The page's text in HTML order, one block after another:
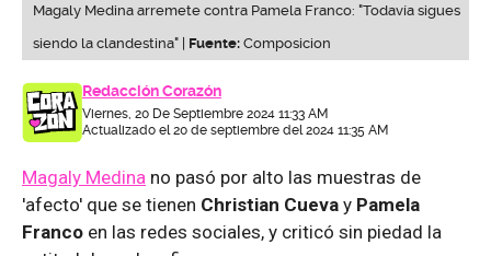
Magaly Medina arremete contra Pamela Franco: "Todavía sigues
siendo la clandestina" | Fuente: Composicion
Redacción Corazón
Viernes, 20 De Septiembre 2024 11:33 AM
Actualizado el 20 de septiembre del 2024 11:35 AM
Magaly Medina no pasó por alto las muestras de
'afecto' que se tienen Christian Cueva y Pamela
Franco en las redes sociales, y criticó sin piedad la